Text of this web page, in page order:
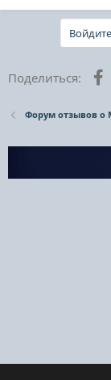
Поделиться:
Форум отзывов о